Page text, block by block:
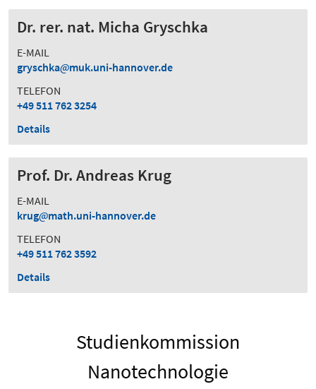
Dr. rer. nat. Micha Gryschka
E-MAIL
gryschka
muk.uni-hannover.de
TELEFON
+49 511 762 3254
Details
Prof. Dr. Andreas Krug
E-MAIL
krug
math.uni-hannover.de
TELEFON
+49 511 762 3592
Details
Studienkommission
Nanotechnologie